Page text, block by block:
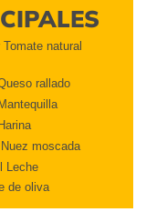
Tomate natural
rallado
moscada
Leche
de oliva